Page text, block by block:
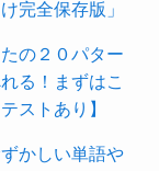
完全保存版」
の２０パター
る！まずはこ
ストあり】
かしい単語や